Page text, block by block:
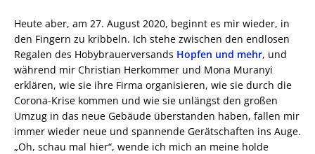
Heute aber, am 27. August 2020, beginnt es mir wieder, in
den Fingern zu kribbeln. Ich stehe zwischen den endlosen
Regalen des Hobybrauerversands Hopfen und mehr, und
während mir Christian Herkommer und Mona Muranyi
erklären, wie sie ihre Firma organisieren, wie sie durch die
Corona-Krise kommen und wie sie unlängst den großen
Umzug in das neue Gebäude überstanden haben, fallen mir
immer wieder neue und spannende Gerätschaften ins Auge.
„Oh, schau mal hier“, wende ich mich an meine holde